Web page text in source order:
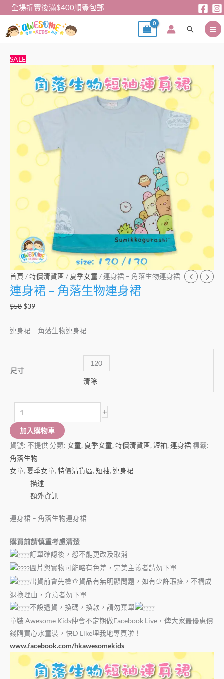
全場折實後滿$400順豐包郵
搜
SALE
首頁 /特價清貨區 / 夏季女童 / 連身裙 – 角落生物連身裙
連身裙 – 角落生物連身裙
$58
原
始
格：
$58。
$39
價
$39。
連身裙 – 角落生物連身裙
尺寸
120
清除
-
連
身
落
生
物
連
身
數
量
+
加入購物車
貨號: 不提供 分類: 女童, 夏季女童, 特價清貨區, 短袖, 連身裙 標籤:
角落生物
女童, 夏季女童, 特價清貨區, 短袖, 連身裙
描述
額外資訊
連身裙 – 角落生物連身裙
購買前請慎重考慮清楚
訂單確認後，恕不能更改及取消
圖片與實物可能略有色差，完美主義者請勿下單
出貨前會先檢查貨品有無明顯問題，如有少許瑕疵，不構成
退換理由，介意者勿下單
不設退貨，換碼，換款，請勿棄單
童裝 Awesome Kids仲會不定期做Facebook Live，俾大家最優惠價
錢購買心水童裝，快D Like埋我地專頁啦！
www.facebook.com/hkawesomekids